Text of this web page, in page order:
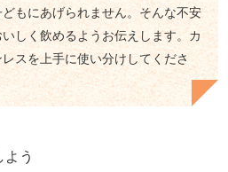
もにあげられません。そんな不安
しく飲めるようお伝えします。カ
スを上手に使い分けしてくださ
よう